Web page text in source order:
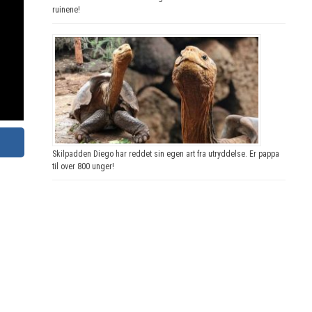
ruinene!
Skilpadden Diego har reddet sin egen art fra utryddelse. Er pappa
til over 800 unger!